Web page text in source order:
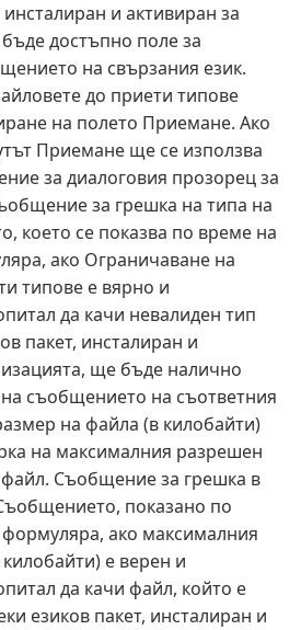
инсталиран и активиран за
достъпно поле за
на свързания език.
до приети типове
на полето Приемане. Ако
Приемане ще се използва
за диалоговия прозорец за
за грешка на типа на
което се показва по време на
ако Ограничаване на
типове е вярно и
да качи невалиден тип
пакет, инсталиран и
ще бъде налично
съобщението на съответния
на файла (в килобайти)
на максималния разрешен
Съобщение за грешка в
показано по
ако максималния
е верен и
да качи файл, който е
езиков пакет, инсталиран и